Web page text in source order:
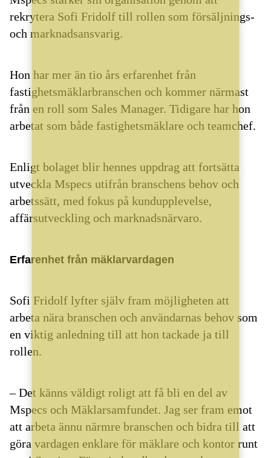
rekrytera Sofi Fridolf till rollen som försäljnings-
och marknadsansvarig.
Hon har mer än tio års erfarenhet från
fastighetsmäklarbranschen och kommer närmast
från en roll som Sales Manager. Tidigare har hon
arbetat som både fastighetsmäklare och teamchef.
Enligt bolaget blir hennes uppdrag att fortsätta
utveckla Mspecs utifrån branschens behov och
arbetssätt, med fokus på kundupplevelse,
affärsutveckling och marknadsnärvaro.
Erfarenhet från mäklarvardagen
Sofi Fridolf lyfter själv fram möjligheten att
arbeta nära branschen och användarnas behov som
en viktig anledning till att hon tackade ja till
rollen.
– Det känns väldigt roligt att få bli en del av
Mspecs och Mäklarsamfundet. Jag ser fram emot
att arbeta ännu närmre branschen och bidra till att
göra vardagen enklare för mäklare och kontor runt